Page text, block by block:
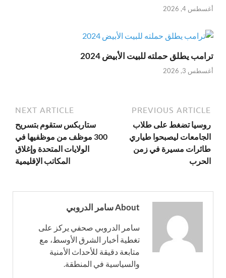
أغسطس 4, 2026
ترامب يطلق حملته للبيت الأبيض 2024
أغسطس 3, 2026
PREVIOUS ARTICLE
روسيا تضغط على طلاب
الجامعات ليصبحوا طياري
طائرات مسيرة في زمن
الحرب
NEXT ARTICLE
ستاربكس ستقوم بتسريح
300 موظف من موظفيها في
الولايات المتحدة وإغلاق
المكاتب الإقليمية
About سامر الدروبي
سامر الدروبي صحفي يركز على
تغطية أخبار الشرق الأوسط، مع
متابعة دقيقة للأحداث الأمنية
والسياسية في المنطقة.